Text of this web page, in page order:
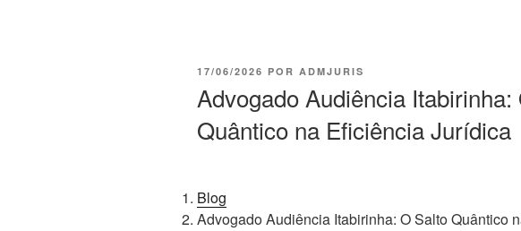
PUBLICADO
17/06/2026 POR ADMJURIS
Advogado Audiência Itabirinha:
Quântico na Eficiência Jurídica
Blog
Advogado Audiência Itabirinha: O Salto Quântico